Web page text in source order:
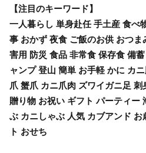
【注目のキーワード】
一人暮らし 単身赴任 手土産 食べ
事 おかず 夜食 ご飯のお供 おつま
害用 防災 食品 非常食 保存食 備
ャンプ 登山 簡単 お手軽 かに カ
爪 蟹爪 カニ爪肉 ズワイガニ足
贈り物 お祝い ギフト パーティー
ぶ カニしゃぶ 人気 カブアンド
ト おせち